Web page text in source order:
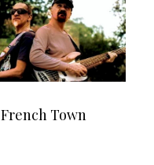
French Town